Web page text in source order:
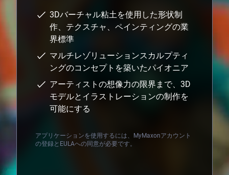
3Dバーチャル粘土を使用した形状制
作、テクスチャ、ペインティングの業
界標準
マルチレゾリューションスカルプティ
ングのコンセプトを築いたパイオニア
アーティストの想像力の限界まで、3D
モデルとイラストレーションの制作を
可能にする
アプリケーションを使用するには、MyMaxonアカウント
の登録とEULAへの同意が必要です。